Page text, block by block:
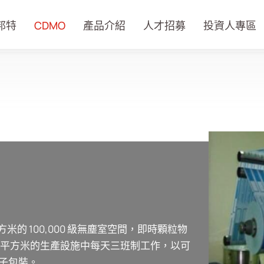
特 CDMO 產品介紹 人才招募 投資人專區
的 100,000 級無塵室空間，即時顆粒物
方米的生產設施中每天三班制工作，以可